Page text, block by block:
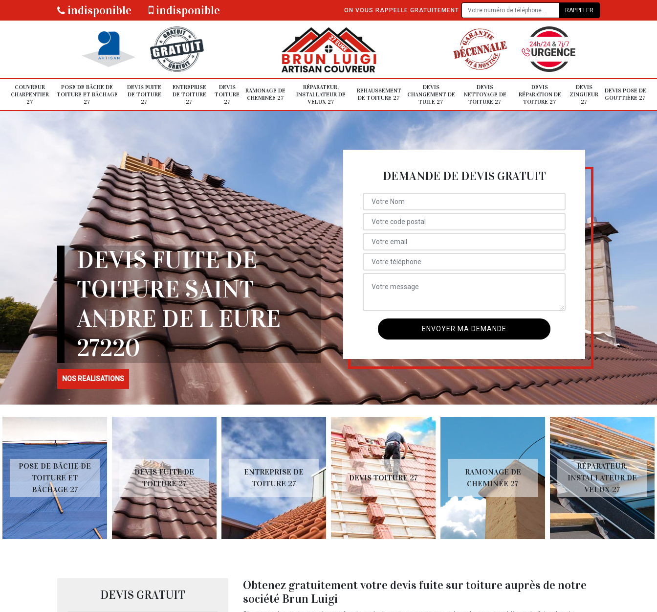
indisponible indisponible ON VOUS RAPPELLE GRATUITEMENT
COUVREUR
CHARPENTIER
27
POSE DE BÂCHE DE
TOITURE ET BÂCHAGE
27
DEVIS FUITE
DE TOITURE
27
ENTREPRISE
DE TOITURE
27
DEVIS
TOITURE
27
RAMONAGE DE
CHEMINÉE 27
RÉPARATEUR,
INSTALLATEUR DE
VELUX 27
REHAUSSEMENT
DE TOITURE 27
DEVIS
CHANGEMENT DE
TUILE 27
DEVIS
NETTOYAGE DE
TOITURE 27
DEVIS
RÉPARATION DE
TOITURE 27
DEVIS
ZINGUEUR
27
DEVIS POSE DE
GOUTTIÈRE 27
DEVIS FUITE DE
TOITURE SAINT
ANDRE DE L EURE
27220
NOS REALISATIONS
DEMANDE DE DEVIS GRATUIT
POSE DE BÂCHE DE
TOITURE ET
BÂCHAGE 27
DEVIS FUITE DE
TOITURE 27
ENTREPRISE DE
TOITURE 27
DEVIS TOITURE 27
RAMONAGE DE
CHEMINÉE 27
RÉPARATEUR,
INSTALLATEUR DE
VELUX 27
DEVIS GRATUIT
Obtenez gratuitement votre devis fuite sur toiture auprès de notre
société Brun Luigi